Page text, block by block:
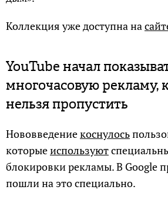
Коллекция уже доступна на
YouTube начал
многочасовую рекламу,
нельзя пропустить
Нововведениекоснулось
которыеиспользуют
блокировки рекламы. В Google
пошли на это специально.